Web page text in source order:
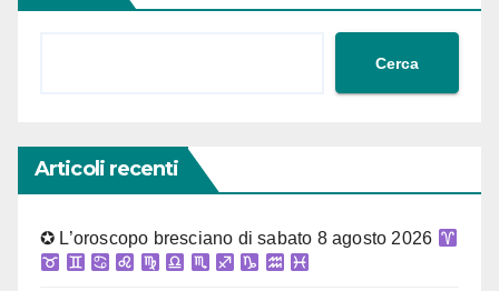
Cerca
Articoli recenti
✪ L’oroscopo bresciano di sabato 8 agosto 2026